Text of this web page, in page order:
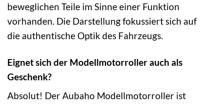
beweglichen Teile im Sinne einer Funktion
vorhanden. Die Darstellung fokussiert sich auf
die authentische Optik des Fahrzeugs.
Eignet sich der Modellmotorroller auch als
Geschenk?
Absolut! Der Aubaho Modellmotorroller ist